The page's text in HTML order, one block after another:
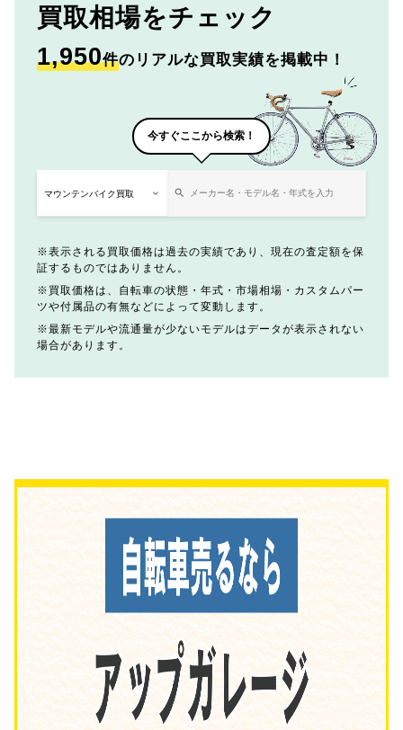
買取相場をチェック
1,950件のリアルな買取実績を掲載中！
今すぐここから検索！
表示される買取価格は過去の実績であり、現在の査定額を保
証するものではありません。
買取価格は、自転車の状態・年式・市場相場・カスタムパー
ツや付属品の有無などによって変動します。
最新モデルや流通量が少ないモデルはデータが表示されない
場合があります。